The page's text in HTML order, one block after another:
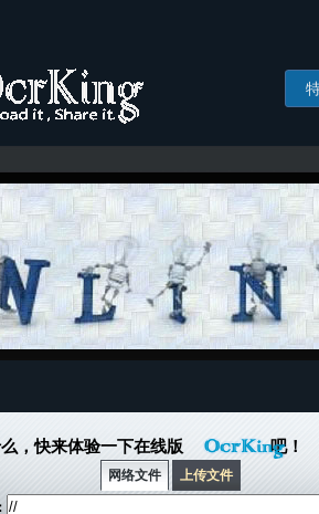
，快来体验一下在线版 吧！
网络文件 上传文件